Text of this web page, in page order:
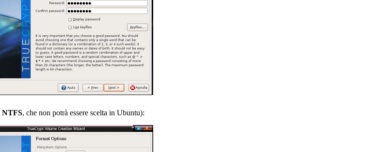
NTFS, che non potrà essere scelta in Ubuntu):